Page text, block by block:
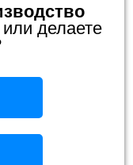
или делаете